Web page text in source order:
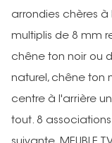
arrondies chères à
multiplis de 8 mm
chêne ton noir ou
naturel, chêne ton
centre à l'arrière
tout. 8